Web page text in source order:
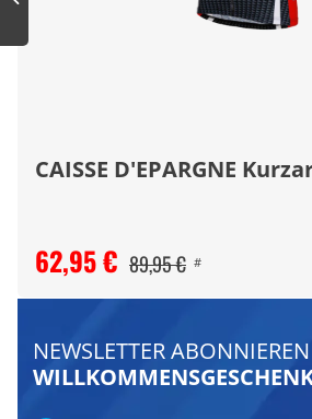
CAISSE D'EPARGNE
62,95 € 89,95 € #
NEWSLETTER